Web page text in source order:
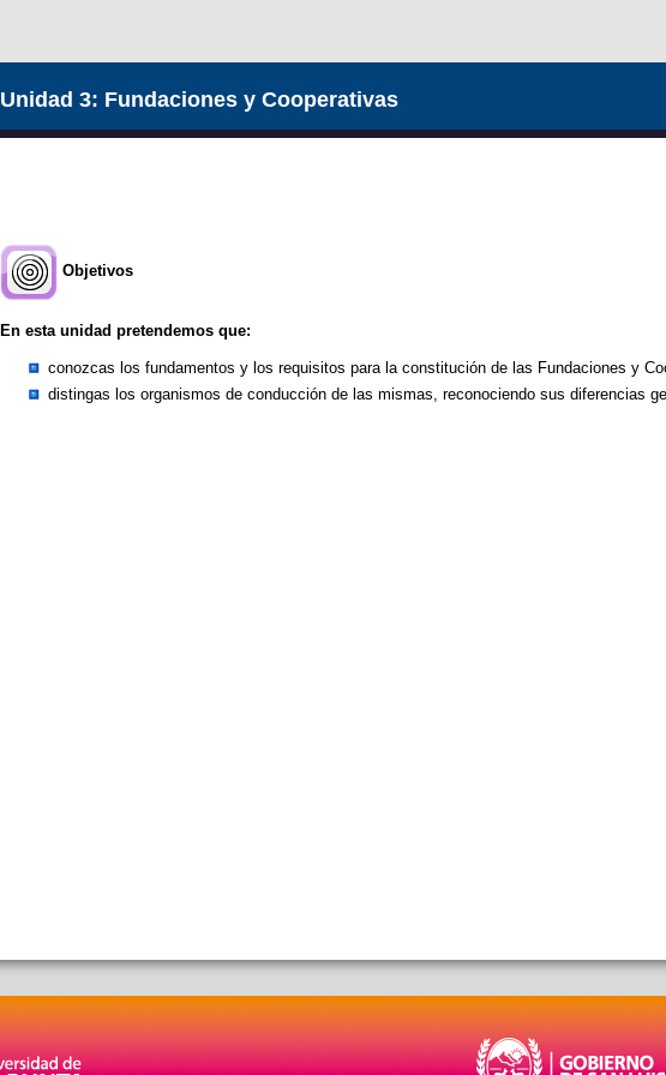
Unidad 3: Fundaciones y Cooperativas
Objetivos
En esta unidad pretendemos que:
conozcas los fundamentos y los requisitos para la constitución de las Fundaciones y
distingas los organismos de conducción de las mismas, reconociendo sus diferencias